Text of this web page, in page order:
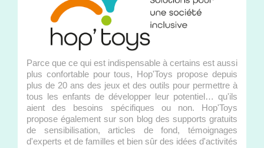
Parce que ce qui est indispensable à certains est aussi
plus confortable pour tous, Hop'Toys propose depuis
plus de 20 ans des jeux et des outils pour permettre à
tous les enfants de développer leur potentiel… qu'ils
aient des besoins spécifiques ou non. Hop'Toys
propose également sur son blog des supports gratuits
de sensibilisation, articles de fond, témoignages
d'experts et de familles et bien sûr des idées d'activités